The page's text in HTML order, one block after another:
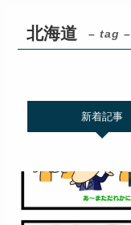
北海道 – tag –
新着記事